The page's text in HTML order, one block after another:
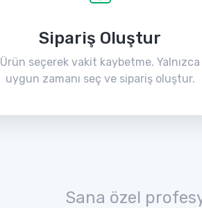
Sipariş Oluştur
Ürün seçerek vakit kaybetme. Yalnızca
uygun zamanı seç ve sipariş oluştur.
Sana özel